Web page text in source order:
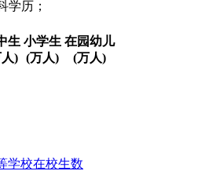
学历；
生
)
小学生
(万人)
在园幼儿
(万人)
学校在校生数